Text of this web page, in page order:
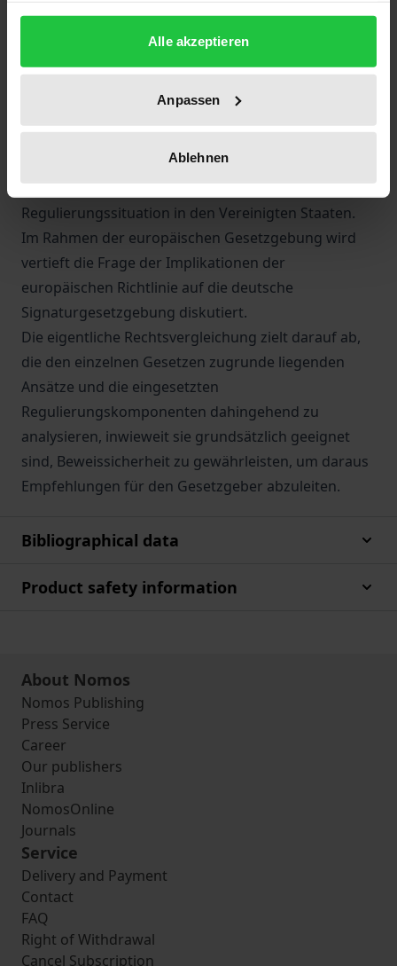
gesammelt haben.
Alle akzeptieren
Anpassen
Ablehnen
daß eine Reihe von technischen und
organisatorischen Voraussetzungen erfüllt sind. Im
Rahmen der weltweiten Diskussion über deren
europäische und die US-amerikanische
Signaturgesetzgebung. Von großem Nutzen ist in
diesem Zusammenhang insbesondere die
Systematisierung der unübersichtlichen
Regulierungssituation in den Vereinigten Staaten.
Im Rahmen der europäischen Gesetzgebung wird
vertieft die Frage der Implikationen der
europäischen Richtlinie auf die deutsche
Signaturgesetzgebung diskutiert.
Die eigentliche Rechtsvergleichung zielt darauf ab,
die den einzelnen Gesetzen zugrunde liegenden
Ansätze und die eingesetzten
Regulierungskomponenten dahingehend zu
analysieren, inwieweit sie grundsätzlich geeignet
sind, Beweissicherheit zu gewährleisten, um daraus
Empfehlungen für den Gesetzgeber abzuleiten.
Bibliographical data
Product safety information
About Nomos
Nomos Publishing
Press Service
Career
Our publishers
Inlibra
NomosOnline
Journals
Service
Delivery and Payment
Contact
FAQ
Right of Withdrawal
Cancel Subscription